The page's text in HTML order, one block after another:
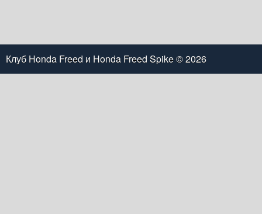
Клуб Honda Freed и Honda Freed Spike© 2026